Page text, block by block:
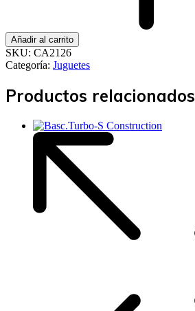
Añadir al carrito
SKU: CA2126
Categoría: Juguetes
Productos relacionados